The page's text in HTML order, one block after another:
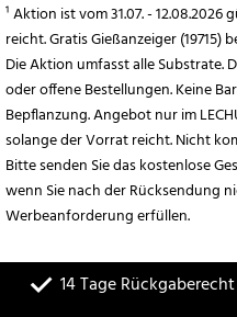
¹ Aktion ist vom 31.07. -
reicht. Gratis Gießanzeiger (19715)
Die Aktion umfasst alle
oder offene Bestellungen. Keine
Bepflanzung. Angebot nur im
solange der Vorrat reicht. Nicht
Bitte senden Sie das kostenlose
wenn Sie nach der Rücksendung
Werbeanforderung erfüllen.
14 Tage Rückgaberecht